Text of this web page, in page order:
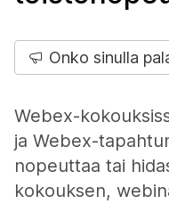
Onko sinulla
Webex-
ja Webex-
nopeuttaa tai
kokouksen,